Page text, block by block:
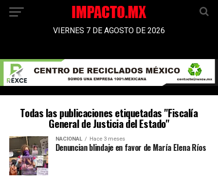
VIERNES 7 DE AGOSTO DE 2026
Todas las publicaciones etiquetadas "Fiscalía
General de Justicia del Estado"
NACIONAL Hace 3 meses
Denuncian blindaje en favor de María Elena Ríos